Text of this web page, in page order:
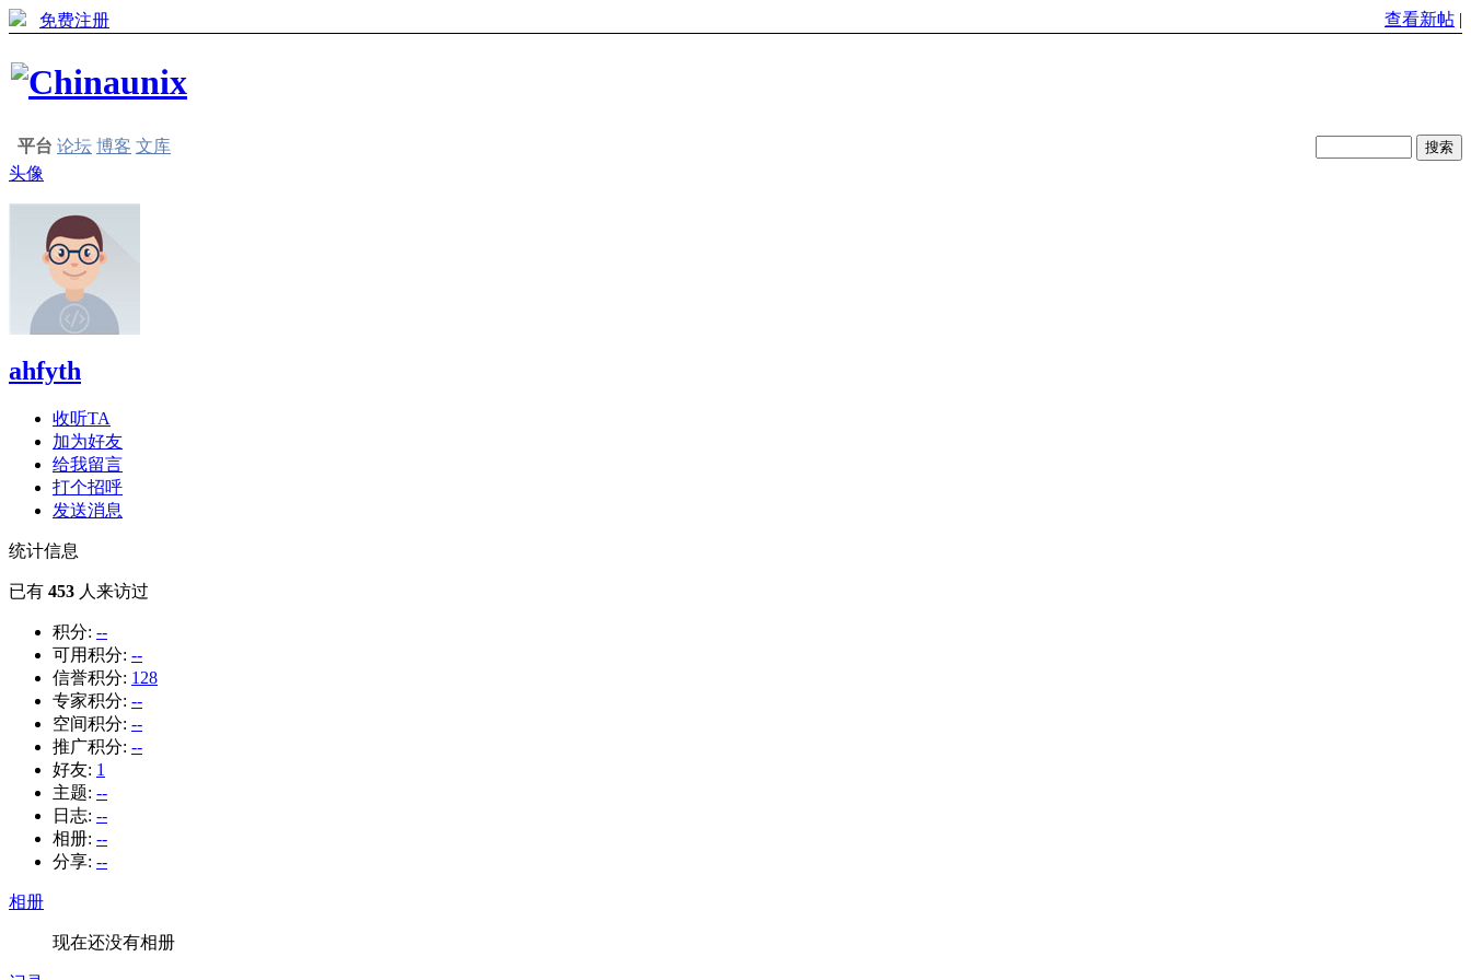
免费注册 查看新帖 |
平台 论坛 博客 文库
头像
ahfyth
收听TA
加为好友
给我留言
打个招呼
发送消息
统计信息
已有 453 人来访过
积分: --
可用积分: --
信誉积分: 128
专家积分: --
空间积分: --
推广积分: --
好友: 1
主题: --
日志: --
相册: --
分享: --
相册
现在还没有相册